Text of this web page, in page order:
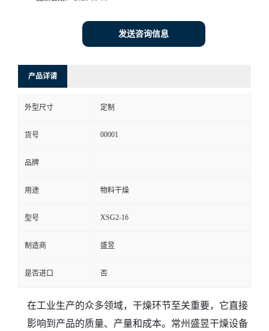
发送咨询信息
产品详请
外型尺寸 定制
货号 00001
品牌
用途 物料干燥
型号 XSG2-16
制造商 盛昱
是否进口 否
在工业生产的众多领域，干燥环节至关重要，它直接
影响到产品的质量、产量和成本。 常州盛昱干燥设备